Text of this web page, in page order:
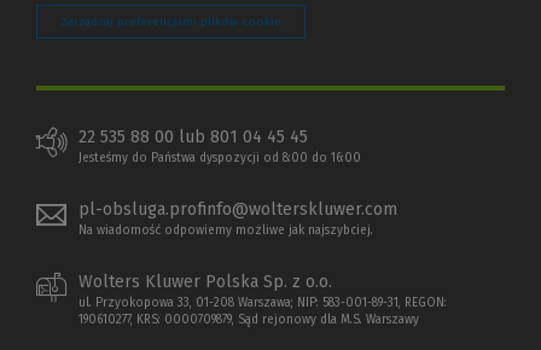
Zarządzaj preferencjami plików cookie
22 535 88 00 lub 801 04 45 45
Jesteśmy do Państwa dyspozycji od 8:00 do 16:00
pl-obsluga.profinfo@wolterskluwer.com
Na wiadomość odpowiemy możliwe jak najszybciej.
Wolters Kluwer Polska Sp. z o.o.
ul. Przyokopowa 33, 01-208 Warszawa; NIP: 583-001-89-31, REGON:
190610277, KRS: 0000709879, Sąd rejonowy dla M.S. Warszawy